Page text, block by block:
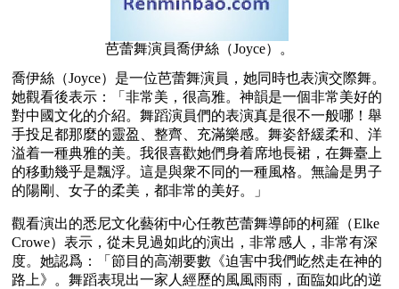
芭蕾舞演員喬伊絲（Joyce）。
喬伊絲（Joyce）是一位芭蕾舞演員，她同時也表演交際舞。
她觀看後表示：「非常美，很高雅。神韻是一個非常美好的
對中國文化的介紹。舞蹈演員們的表演真是很不一般哪！舉
手投足都那麼的靈盈、整齊、充滿樂感。舞姿舒緩柔和、洋
溢着一種典雅的美。我很喜歡她們身着席地長裙，在舞臺上
的移動幾乎是飄浮。這是與衆不同的一種風格。無論是男子
的陽剛、女子的柔美，都非常的美好。」
觀看演出的悉尼文化藝術中心任教芭蕾舞導師的柯羅（Elke
Crowe）表示，從未見過如此的演出，非常感人，非常有深
度。她認爲：「節目的高潮要數《迫害中我們屹然走在神的
路上》。舞蹈表現出一家人經歷的風風雨雨，面臨如此的逆